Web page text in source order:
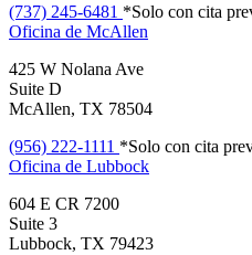
(737) 245-6481 *Solo con cita
Oficina de McAllen
425 W Nolana Ave
Suite D
McAllen, TX 78504
(956) 222-1111 *Solo con cita
Oficina de Lubbock
604 E CR 7200
Suite 3
Lubbock, TX 79423